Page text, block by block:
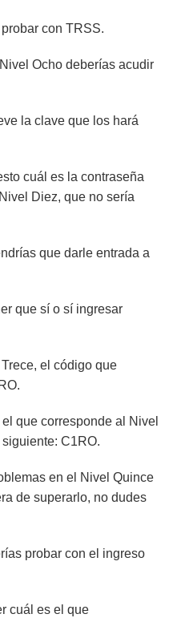
con TRSS.
Ocho deberías acudir
la clave que los hará
cuál es la contraseña
Diez, que no sería
que darle entrada a
que sí o sí ingresar
el código que
que corresponde al Nivel
C1RO.
en el Nivel Quince
de superarlo, no dudes
probar con el ingreso
cuál es el que